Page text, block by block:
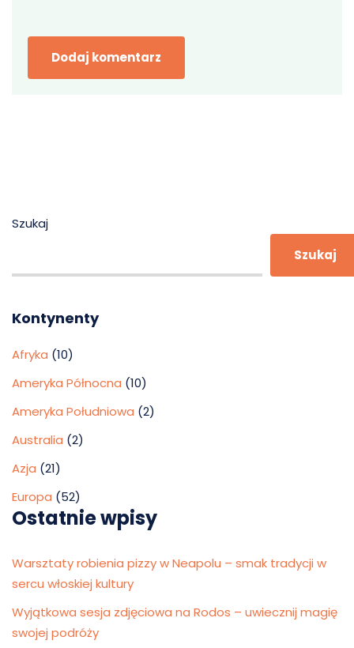
Szukaj
Szukaj
Kontynenty
Afryka (10)
Ameryka Północna (10)
Ameryka Południowa (2)
Australia (2)
Azja (21)
Europa (52)
Ostatnie wpisy
Warsztaty robienia pizzy w Neapolu – smak tradycji w
sercu włoskiej kultury
Wyjątkowa sesja zdjęciowa na Rodos – uwiecznij magię
swojej podróży